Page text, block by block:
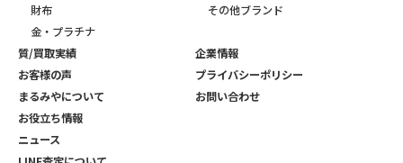
財布
金・プラチナ
その他ブランド
質/買取実績
お客様の声
まるみやについて
お役立ち情報
ニュース
企業情報
プライバシーポリシー
お問い合わせ